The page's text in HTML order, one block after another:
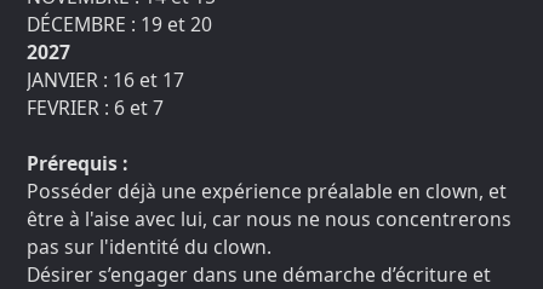
DÉCEMBRE : 19 et 20
2027
JANVIER : 16 et 17
FEVRIER : 6 et 7
Prérequis :
Posséder déjà une expérience préalable en clown, et
être à l'aise avec lui, car nous ne nous concentrerons
pas sur l'identité du clown.
Désirer s’engager dans une démarche d’écriture et